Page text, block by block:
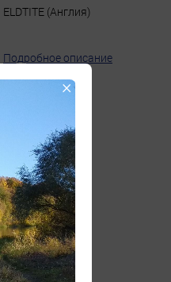
ELDTITE (Англия)
Подробное описание
×